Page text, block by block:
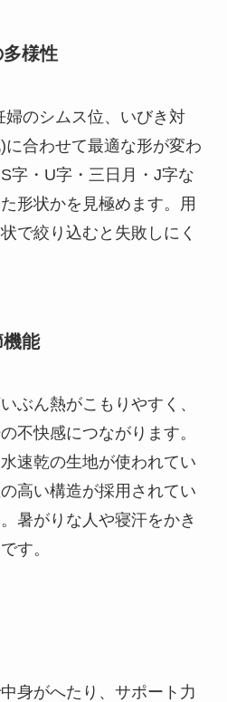
様性
のシムス位、いびき対
合わせて最適な形が変わ
字・U字・三日月・J字な
形状かを見極めます。用
で絞り込むと失敗しにく
能
ぶん熱がこもりやすく、
不快感につながります。
速乾の生地が使われてい
高い構造が採用されてい
暑がりな人や寝汗をかき
す。
身がへたり、サポート力